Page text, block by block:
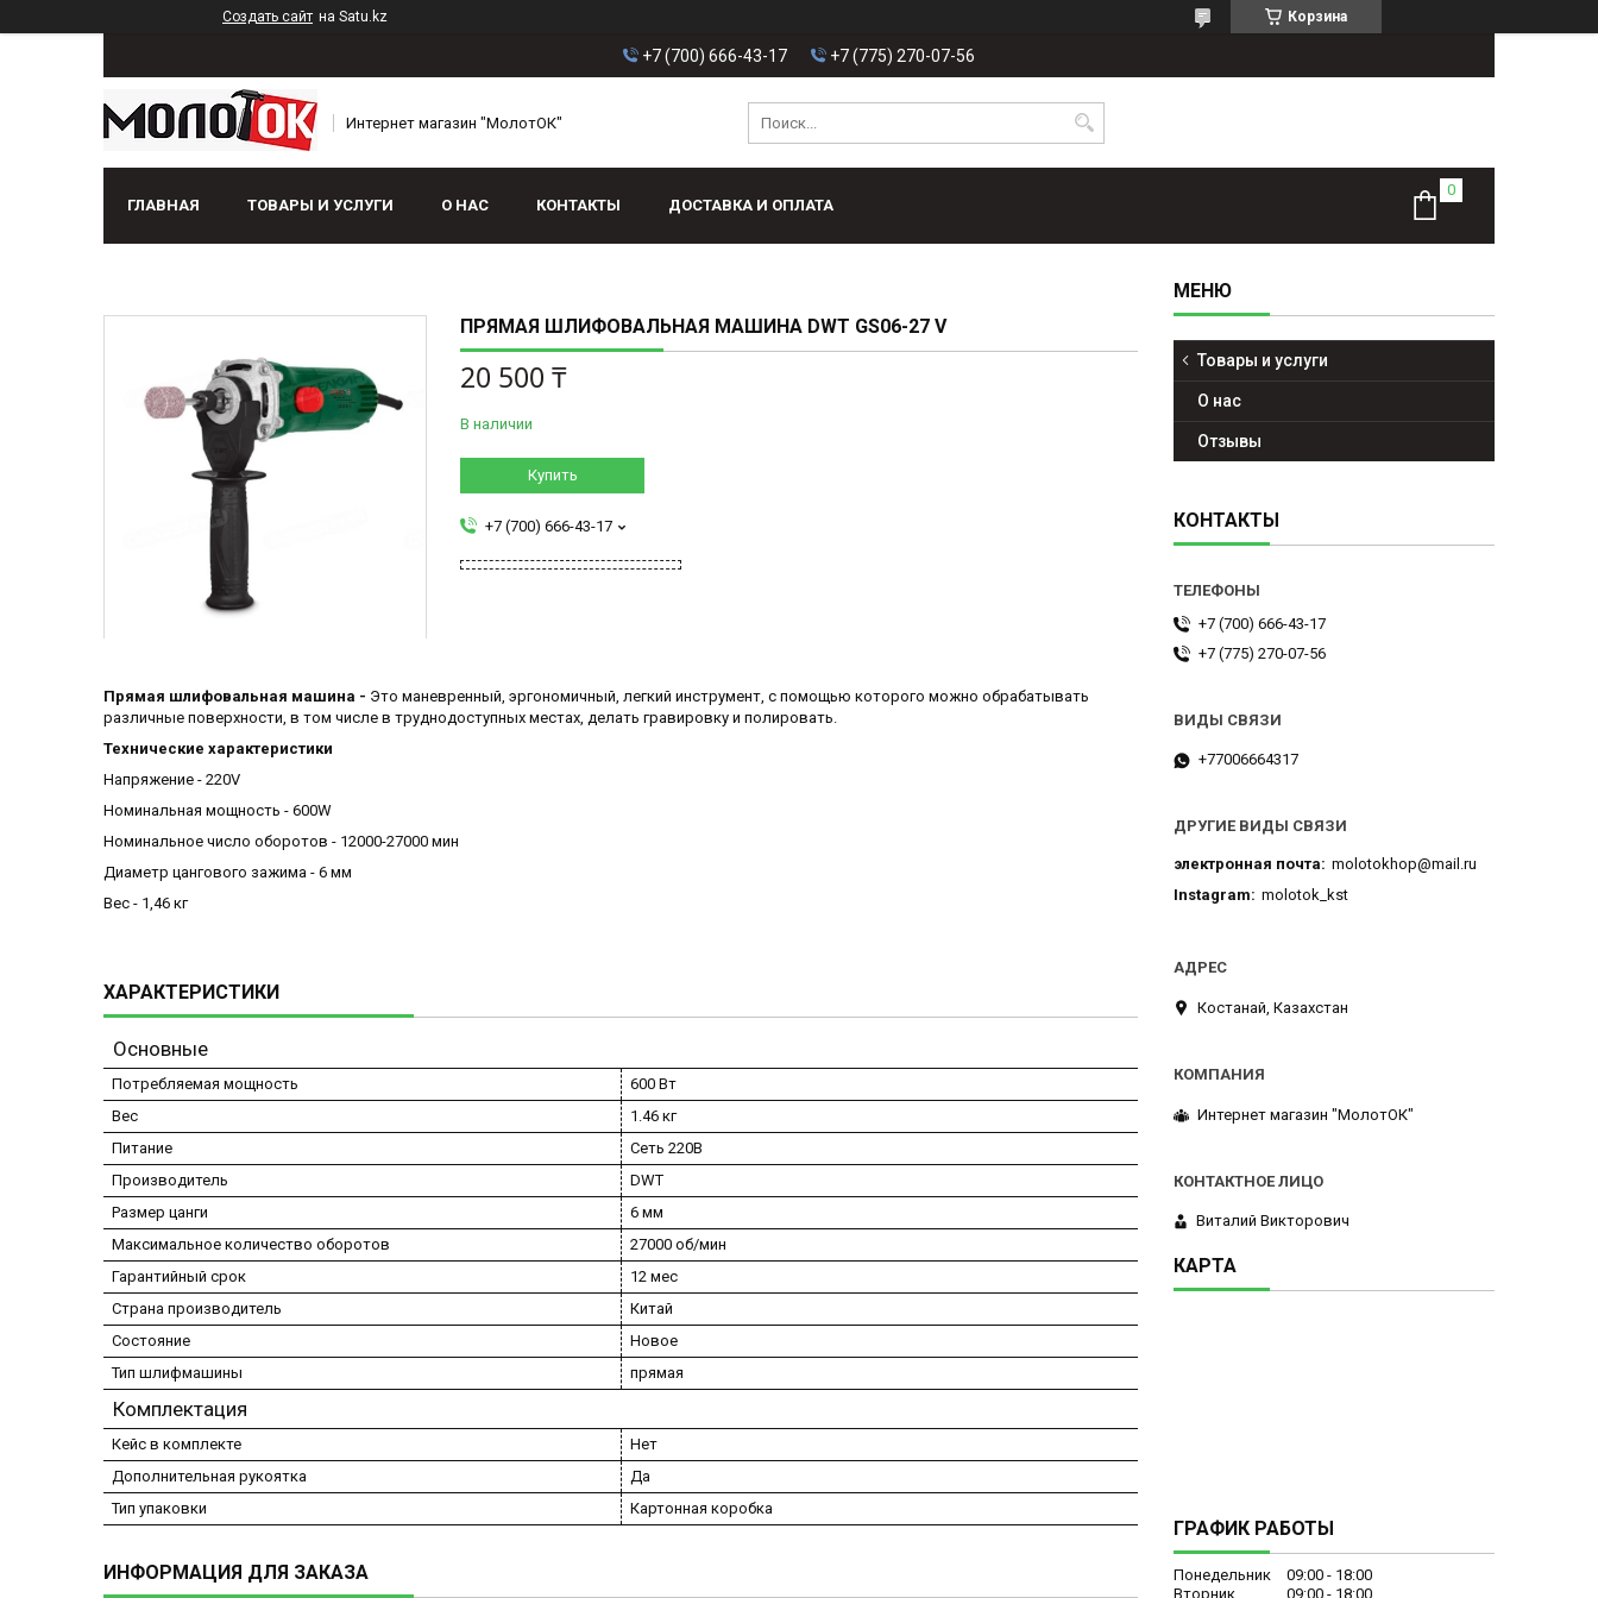
Создать сайт на Satu.kz Корзина
+7 (700) 666-43-17 +7 (775) 270-07-56
Интернет магазин "МолотОК"
ГЛАВНАЯ ТОВАРЫ И УСЛУГИ О НАС КОНТАКТЫ ДОСТАВКА И ОПЛАТА
ПРЯМАЯ ШЛИФОВАЛЬНАЯ МАШИНА DWT GS06-27 V
20 500 ₸
В наличии
Купить
+7 (700) 666-43-17
Прямая шлифовальная машина - Это маневренный, эргономичный, легкий инструмент, с помощью которого можно обрабатывать
различные поверхности, в том числе в труднодоступных местах, делать гравировку и полировать.
Технические характеристики
Напряжение - 220V
Номинальная мощность - 600W
Номинальное число оборотов - 12000-27000 мин
Диаметр цангового зажима - 6 мм
Вес - 1,46 кг
ХАРАКТЕРИСТИКИ
Основные
Потребляемая мощность
600 Вт
Вес
1.46 кг
Питание
Сеть 220В
Производитель
DWT
Размер цанги
6 мм
Максимальное количество оборотов
27000 об/мин
Гарантийный срок
12 мес
Страна производитель
Китай
Состояние
Новое
Тип шлифмашины
прямая
Комплектация
Кейс в комплекте
Нет
Дополнительная рукоятка
Да
Тип упаковки
Картонная коробка
ИНФОРМАЦИЯ ДЛЯ ЗАКАЗА
Товары и услуги
О нас
Отзывы
КОНТАКТЫ
+7 (700) 666-43-17
+7 (775) 270-07-56
+77006664317
ДРУГИЕ ВИДЫ СВЯЗИ
электронная почта
molotokhop@mail.ru
Instagram
molotok_kst
Костанай, Казахстан
Интернет магазин "МолотОК"
Виталий Викторович
КАРТА
ГРАФИК РАБОТЫ
Понедельник 09:00
18:00
Вторник
09:00 18:00